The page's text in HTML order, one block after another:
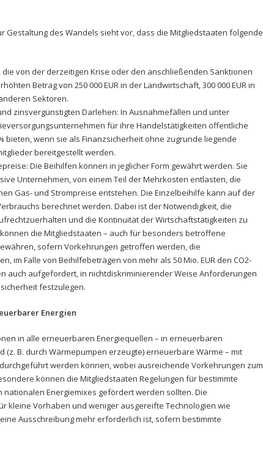
Gestaltung des Wandels sieht vor, dass die Mitgliedstaaten folgende
von der derzeitigen Krise oder den anschließenden Sanktionen
Betrag von 250 000 EUR in der Landwirtschaft, 300 000 EUR in
Sektoren.
zinsvergünstigten Darlehen: In Ausnahmefällen und unter
für ihre Handelstätigkeiten öffentliche
bieten, wenn sie als Finanzsicherheit ohne zugrunde liegende
bereitgestellt werden.
Die Beihilfen können in jeglicher Form gewährt werden. Sie
Unternehmen, von einem Teil der Mehrkosten entlasten, die
Gas- und Strompreise entstehen. Die Einzelbeihilfe kann auf der
berechnet werden. Dabei ist der Notwendigkeit, die
und die Kontinuität der Wirtschaftstätigkeiten zu
die Mitgliedstaaten – auch für besonders betroffene
sofern Vorkehrungen getroffen werden, die
im Falle von Beihilfebeträgen von mehr als 50 Mio. EUR den CO2-
auch aufgefordert, in nichtdiskriminierender Weise Anforderungen
festzulegen.
Energien
in alle erneuerbaren Energiequellen – in erneuerbaren
B. durch Wärmepumpen erzeugte) erneuerbare Wärme – mit
werden können, wobei ausreichende Vorkehrungen zum
können die Mitgliedstaaten Regelungen für bestimmte
Energiemixes gefördert werden sollten. Die
kleine Vorhaben und weniger ausgereifte Technologien wie
Ausschreibung mehr erforderlich ist, sofern bestimmte